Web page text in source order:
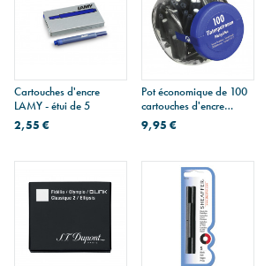
Cartouches d'encre
LAMY - étui de 5
2,55 €
Pot économique de 100
cartouches d'encre
Pelikan 4001 TP/6 -
bleu effaçable
9,95 €